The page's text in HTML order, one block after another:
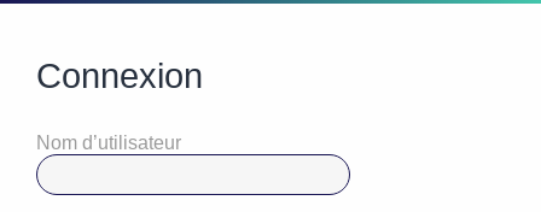
Connexion
Nom d’utilisateur